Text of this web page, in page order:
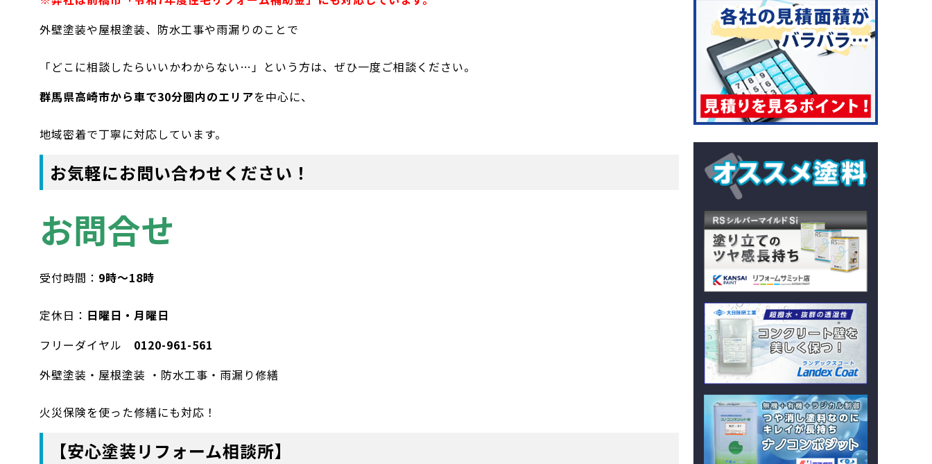
外壁塗装や屋根塗装、防水工事や雨漏りのことで
「どこに相談したらいいかわからない…」という方は、ぜひ一度ご相談ください。
群馬県高崎市から車で30分圏内のエリアを中心に、
地域密着で丁寧に対応しています。
お気軽にお問い合わせください！
お問合せ
受付時間： 9時〜18時
定休日： 日曜日・月曜日
フリーダイヤル 0120-961-561
外壁塗装・屋根塗装 ・防水工事・雨漏り修繕
火災保険を使った修繕にも対応！
【安心塗装リフォーム相談所】